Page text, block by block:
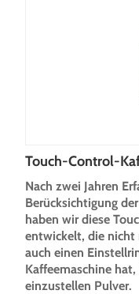
Touch-Control-
Nach zwei Jahren
Berücksichtigung
haben wir diese
entwickelt, die nicht
auch einen
Kaffeemaschine
einzustellen Pulver.